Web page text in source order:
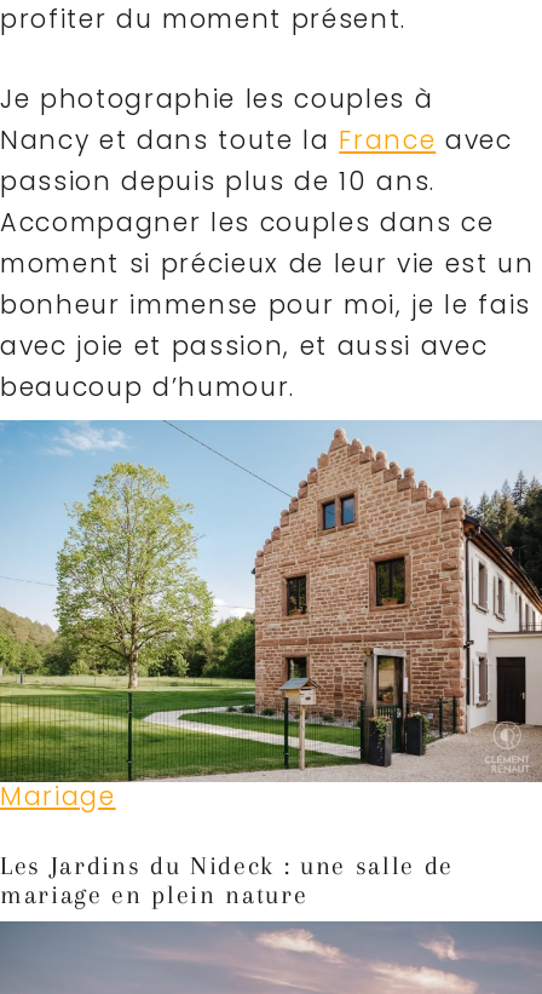
profiter du moment présent.
Je photographie les couples à
Nancy et dans toute la France avec
passion depuis plus de 10 ans.
Accompagner les couples dans ce
moment si précieux de leur vie est un
bonheur immense pour moi, je le fais
avec joie et passion, et aussi avec
beaucoup d’humour.
Mariage
Les Jardins du Nideck : une salle de
mariage en plein nature